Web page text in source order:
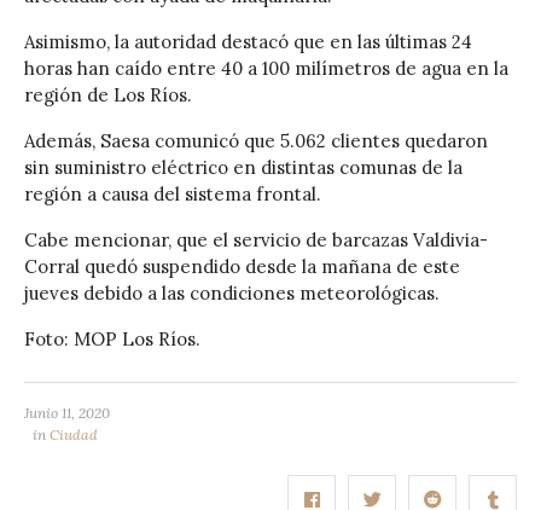
Asimismo, la autoridad destacó que en las últimas 24
horas han caído entre 40 a 100 milímetros de agua en la
región de Los Ríos.
Además, Saesa comunicó que 5.062 clientes quedaron
sin suministro eléctrico en distintas comunas de la
región a causa del sistema frontal.
Cabe mencionar, que el servicio de barcazas Valdivia-
Corral quedó suspendido desde la mañana de este
jueves debido a las condiciones meteorológicas.
Foto: MOP Los Ríos.
Junio 11, 2020
in Ciudad